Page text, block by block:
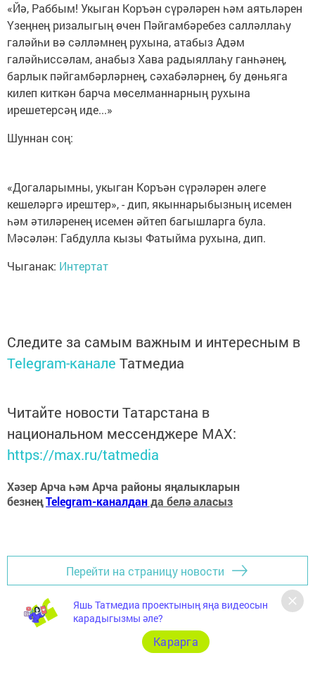
«Йә, Раббым! Укыган Коръән сүрәләрен һәм аятьләрен
Үзеңнең ризалыгың өчен Пәйгамбәребез салләллаһу
галәйһи вә сәлләмнең рухына, атабыз Адәм
галәйһиссәлам, анабыз Хава радыяллаһу ганһәнең,
барлык пәйгамбәрләрнең, сәхабәләрнең, бу дөньяга
килеп киткән барча мөселманнарның рухына
ирешетерсәң иде...»
Шуннан соң:
«Догаларымны, укыган Коръән сүрәләрен әлеге
кешеләргә ирештер», - дип, якыннарыбызның исемен
һәм әтиләренең исемен әйтеп багышларга була.
Мәсәлән: Габдулла кызы Фатыйма рухына, дип.
Чыганак: Интертат
Следите за самым важным и интересным в
Telegram-канале Татмедиа
Читайте новости Татарстана в
национальном мессенджере MАХ:
https://max.ru/tatmedia
Хәзер Арча һәм Арча районы яңалыкларын
безнеңTelegram-каналданда белә аласыз
Перейти на страницу новости
Яшь Татмедиа проектының яңа видеосын
карадыгызмы әле?
Карарга